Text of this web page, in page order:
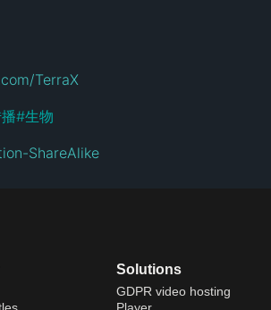
TerraX
#生物
ShareAlike
Solutions
GDPR video hosting
Player